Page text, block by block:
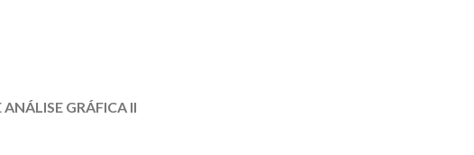
ANÁLISE GRÁFICA II